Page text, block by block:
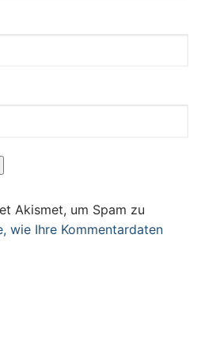
Akismet, um Spam zu
wie Ihre Kommentardaten